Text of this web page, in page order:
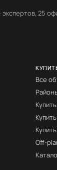
25
Все
Off-